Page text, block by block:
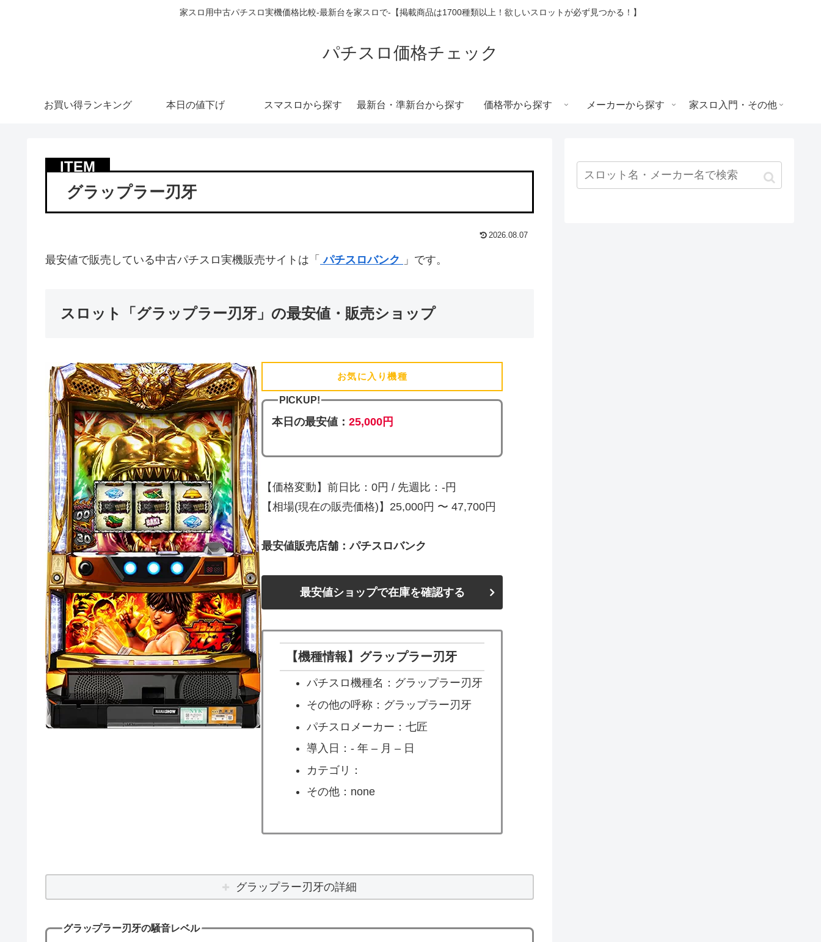
家スロ用中古パチスロ実機価格比較-最新台を家スロで-【掲載商品は1700種類以上！欲しいスロットが必ず見つかる！】
パチスロ価格チェック
お買い得ランキング 本日の値下げ スマスロから探す 最新台・準新台から探す 価格帯から探す メーカーから探す 家スロ入門・その他
グラップラー刃牙
2026.08.07
最安値で販売している中古パチスロ実機販売サイトは「 パチスロバンク 」です。
スロット「グラップラー刃牙」の最安値・販売ショップ
お気に入り機種
PICKUP!
本日の最安値：25,000円
【価格変動】前日比：0円 / 先週比：-円
【相場(現在の販売価格)】25,000円 〜 47,700円
最安値販売店舗：パチスロバンク
最安値ショップで在庫を確認する
【機種情報】グラップラー刃牙
パチスロ機種名：グラップラー刃牙
その他の呼称：グラップラー刃牙
パチスロメーカー：七匠
導入日：- 年 – 月 – 日
カテゴリ：
その他：none
グラップラー刃牙の詳細
グラップラー刃牙の騒音レベル